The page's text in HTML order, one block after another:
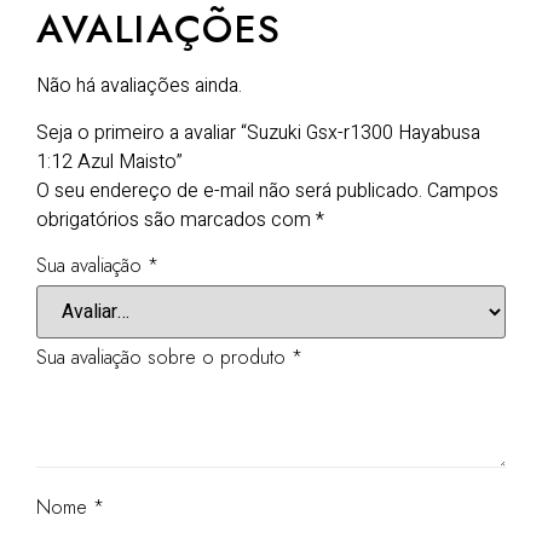
AVALIAÇÕES
Não há avaliações ainda.
Seja o primeiro a avaliar “Suzuki Gsx-r1300 Hayabusa
1:12 Azul Maisto”
O seu endereço de e-mail não será publicado. Campos
obrigatórios são marcados com *
Sua avaliação *
Sua avaliação sobre o produto *
Nome *